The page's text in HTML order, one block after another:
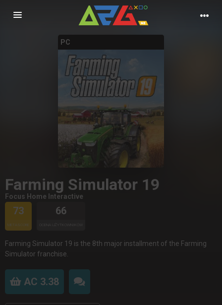
Nawigacja
PC
Farming Simulator 19
Focus Home Interactive
73
METASCORE
66
OCENA UŻYTKOWNIKÓW
Farming Simulator 19 is the 8th major installment of the Farming
Simulator franchise.
AC 3.38